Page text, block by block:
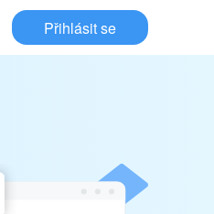
Přihlásit se